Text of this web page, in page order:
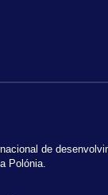
de
Polónia.